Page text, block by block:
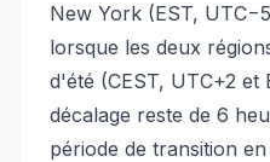
New York (EST,
lorsque les deux
d'été (CEST, UTC+2 et
décalage reste de 6
période de transition